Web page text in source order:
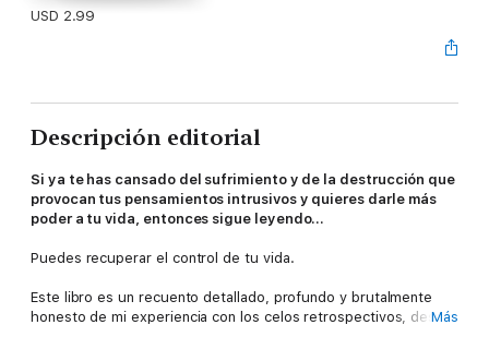
USD 2.99
Descripción editorial
Si ya te has cansado del sufrimiento y de la destrucción que
provocan tus pensamientos intrusivos y quieres darle más
poder a tu vida, entonces sigue leyendo...
Puedes recuperar el control de tu vida.
Este libro es un recuento detallado, profundo y brutalmente
honesto de mi experiencia con los celos retrospectivos, desde
Más